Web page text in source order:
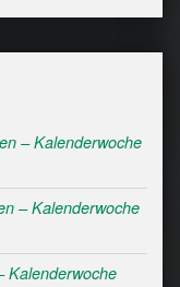
– Kalenderwoche
– Kalenderwoche
Kalenderwoche